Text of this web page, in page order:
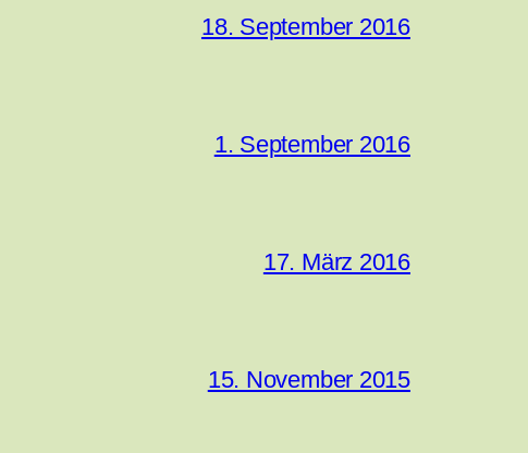
18. September 2016
1. September 2016
17. März 2016
15. November 2015